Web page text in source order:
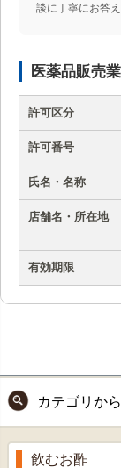
談に丁寧にお答え
医薬品販売
許可区分
許可番号
氏名・名称
店舗名・所在地
有効期限
カテゴリか
飲むお酢